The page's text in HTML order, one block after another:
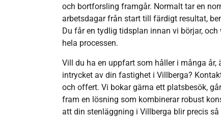
och bortforsling framgår. Normalt tar en
arbetsdagar från start till färdigt resultat,
Du får en tydlig tidsplan innan vi börjar,
hela processen.
Vill du ha en uppfart som håller i många
intrycket av din fastighet i Villberga?
och offert. Vi bokar gärna ett platsbesök,
fram en lösning som kombinerar robust
att din stenläggning i Villberga blir precis